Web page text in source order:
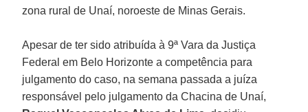
zona rural de Unaí, noroeste de Minas Gerais.
Apesar de ter sido atribuída à 9ª Vara da Justiça
Federal em Belo Horizonte a competência para
julgamento do caso, na semana passada a juíza
responsável pelo julgamento da Chacina de Unaí,